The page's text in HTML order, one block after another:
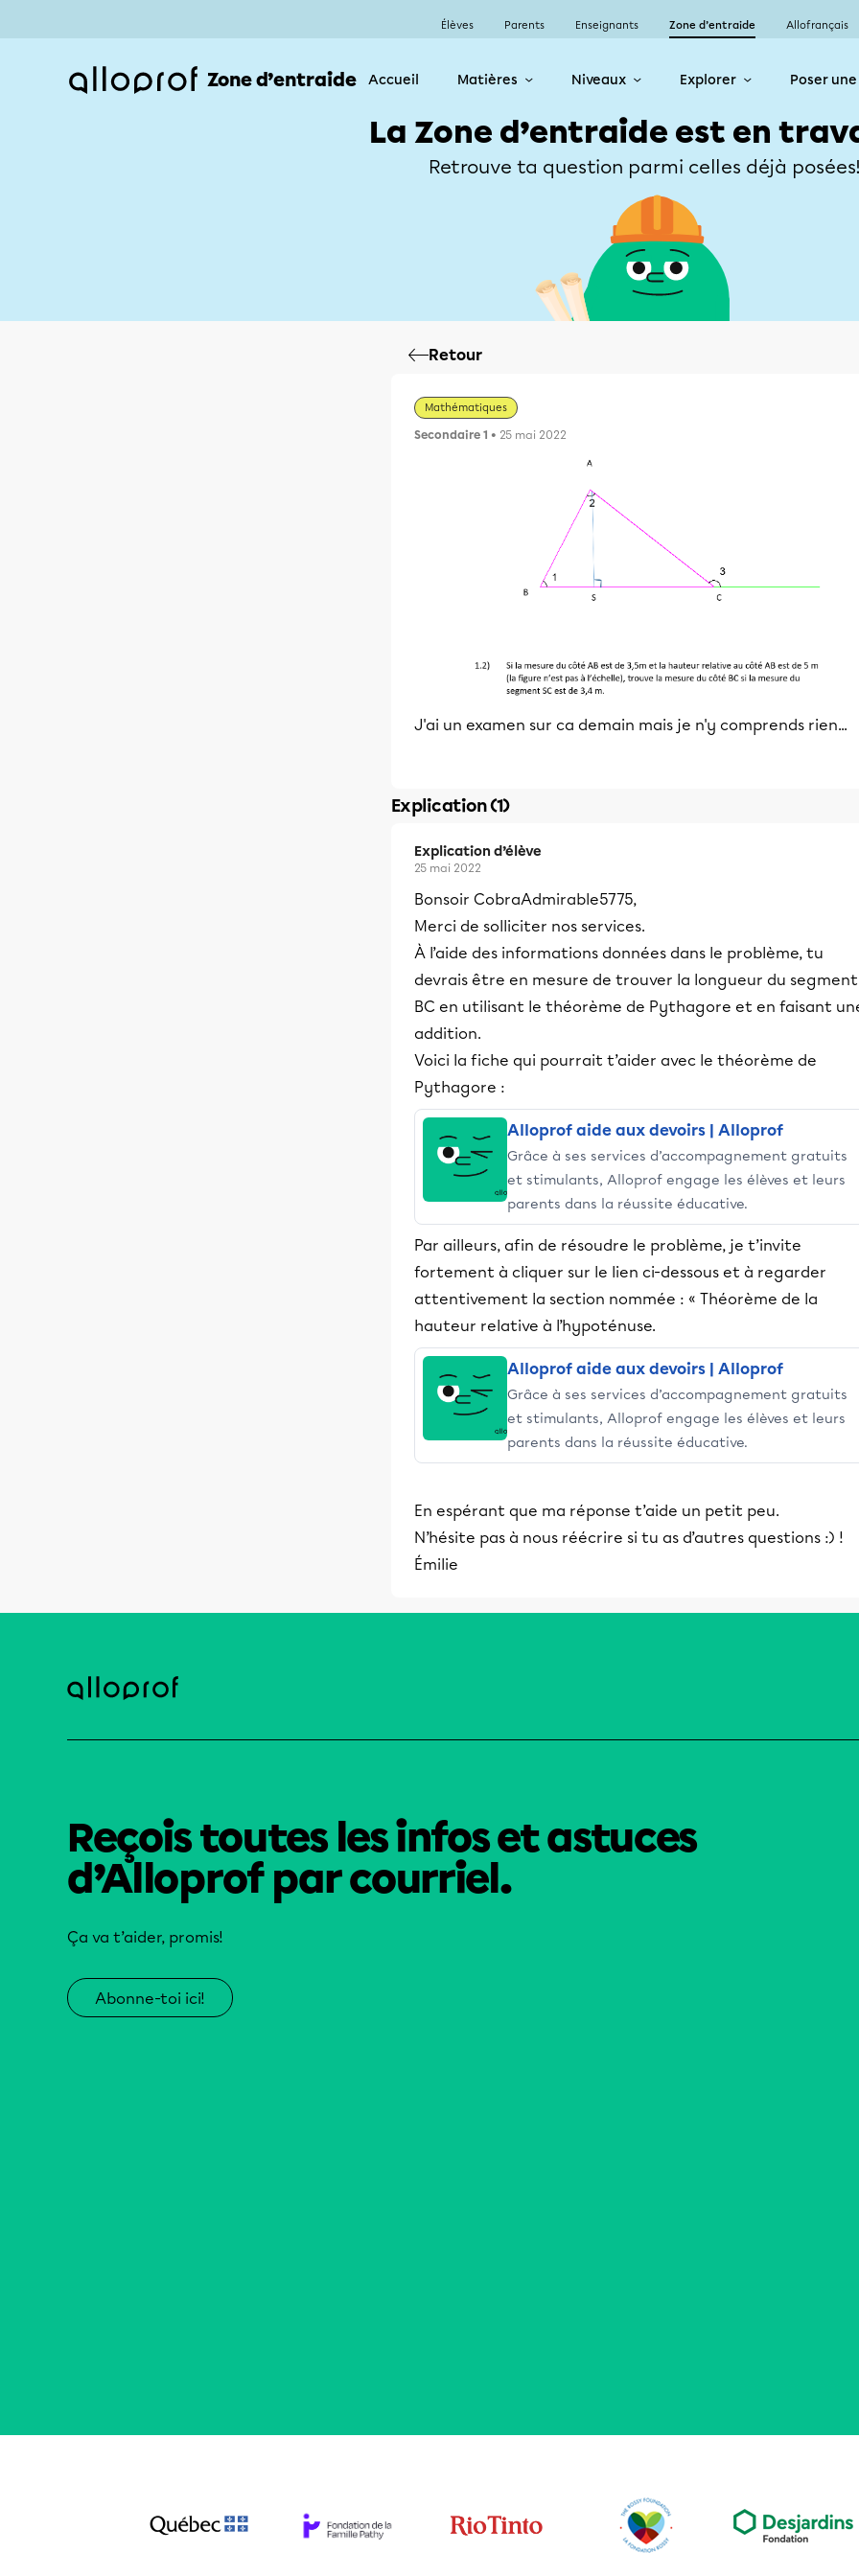
Élèves Parents Enseignants Zone d’entraide Allofrançais
Zone d’entraide Accueil Matières Niveaux Explorer Poser
La Zone d’entraide est en
Retrouve ta question parmi celles déjà
Retour
Mathématiques
Secondaire 1 • 25 mai 2022
J'ai un examen sur ca demain mais je n'y comprends rien...
Explication (1)
Explication d’élève
25 mai 2022
Bonsoir CobraAdmirable5775,
Merci de solliciter nos services.
À l’aide des informations données dans le problème, tu
devrais être en mesure de trouver la longueur du segment
BC en utilisant le théorème de Pythagore et en faisant
addition.
Voici la fiche qui pourrait t’aider avec le théorème de
Pythagore :
Alloprof aide aux devoirs | Alloprof
Grâce à ses services d’accompagnement gratuits
et stimulants, Alloprof engage les élèves et leurs
parents dans la réussite éducative.
Par ailleurs, afin de résoudre le problème, je t’invite
fortement à cliquer sur le lien ci-dessous et à regarder
attentivement la section nommée : « Théorème de la
hauteur relative à l’hypoténuse.
Alloprof aide aux devoirs | Alloprof
Grâce à ses services d’accompagnement gratuits
et stimulants, Alloprof engage les élèves et leurs
parents dans la réussite éducative.
En espérant que ma réponse t’aide un petit peu.
N’hésite pas à nous réécrire si tu as d’autres questions :) !
Émilie
Reçois toutes les infos et astuces
d’Alloprof par courriel.
Ça va t’aider, promis!
Abonne-toi ici!